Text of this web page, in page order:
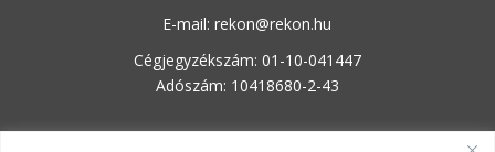
E-mail: rekon@rekon.hu
Cégjegyzékszám: 01-10-041447
Adószám: 10418680-2-43